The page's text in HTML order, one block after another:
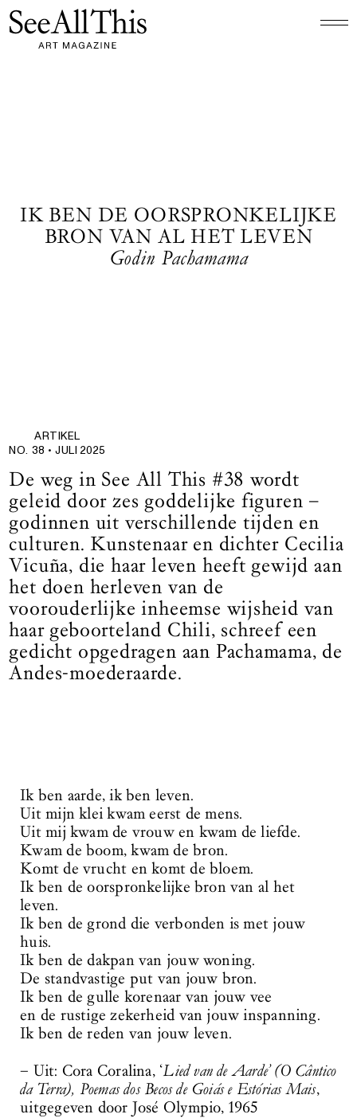
Logo See All This, linkt naar de homepage
IK BEN DE OORSPRONKELIJKE
BRON VAN AL HET LEVEN
Godin Pachamama
ARTIKEL
NO. 38 •JULI 2025
De weg in See All This #38 wordt
geleid door zes goddelijke figuren –
godinnen uit verschillende tijden en
culturen. Kunstenaar en dichter Cecilia
Vicuña, die haar leven heeft gewijd aan
het doen herleven van de
voorouderlijke inheemse wijsheid van
haar geboorteland Chili, schreef een
gedicht opgedragen aan Pachamama, de
Andes-moederaarde.
reis verder en verlies
LOGIN WORD VRIEND
Ik ben aarde, ik ben leven.
Uit mijn klei kwam eerst de mens.
Uit mij kwam de vrouw en kwam de liefde.
Kwam de boom, kwam de bron.
Komt de vrucht en komt de bloem.
Ik ben de oorspronkelijke bron van al het
leven.
Ik ben de grond die verbonden is met jouw
huis.
Ik ben de dakpan van jouw woning.
De standvastige put van jouw bron.
Ik ben de gulle korenaar van jouw vee
en de rustige zekerheid van jouw inspanning.
Ik ben de reden van jouw leven.
– Uit: Cora Coralina, ‘Lied van de Aarde’ (O Cântico
da Terra), Poemas dos Becos de Goiás e Estórias Mais,
uitgegeven door José Olympio, 1965